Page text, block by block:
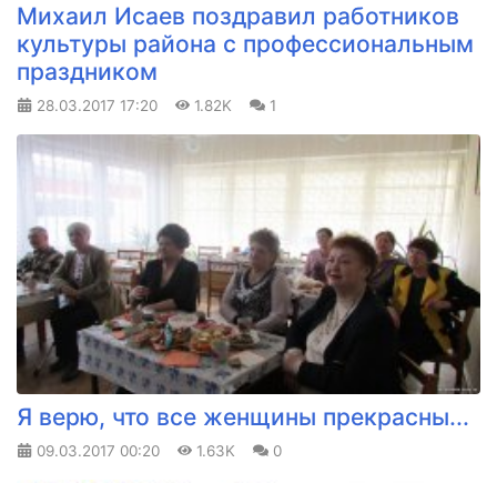
Михаил Исаев поздравил работников
культуры района с профессиональным
праздником
28.03.2017 17:20 1.82K 1
Я верю, что все женщины прекрасны...
09.03.2017 00:20 1.63K 0